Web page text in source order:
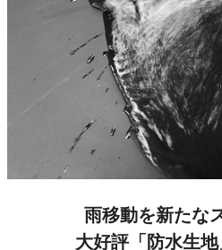
雨移動を新たな
大好評「防水生地